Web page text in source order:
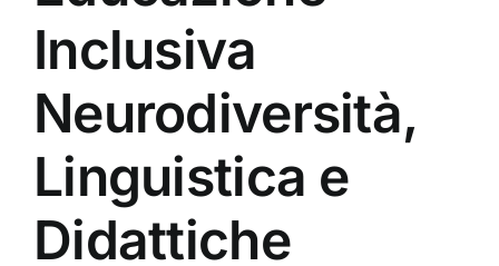
Inclusiva
Neurodiversità,
Linguistica e
Didattiche